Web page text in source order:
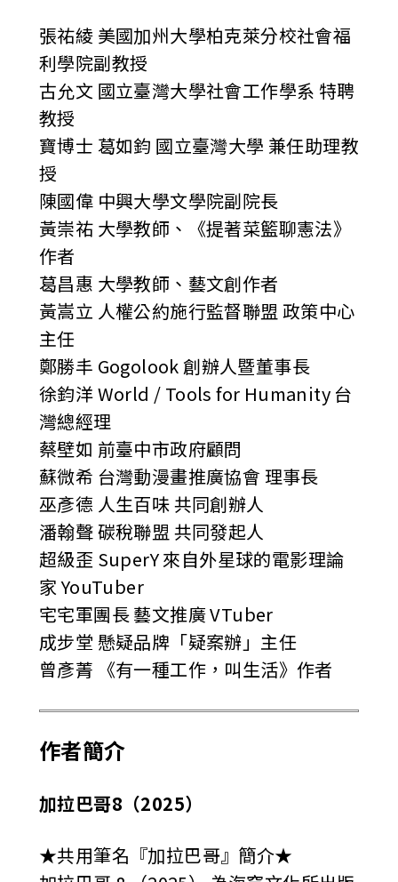
張祐綾 美國加州大學柏克萊分校社會福
利學院副教授
古允文 國立臺灣大學社會工作學系 特聘
教授
寶博士 葛如鈞 國立臺灣大學 兼任助理教
授
陳國偉 中興大學文學院副院長
黃崇祐 大學教師、《提著菜籃聊憲法》
作者
葛昌惠 大學教師、藝文創作者
黃嵩立 人權公約施行監督聯盟 政策中心
主任
鄭勝丰 Gogolook 創辦人暨董事長
徐鈞洋 World / Tools for Humanity 台
灣總經理
蔡壁如 前臺中市政府顧問
蘇微希 台灣動漫畫推廣協會 理事長
巫彥德 人生百味 共同創辦人
潘翰聲 碳稅聯盟 共同發起人
超級歪 SuperY 來自外星球的電影理論
家 YouTuber
宅宅軍團長 藝文推廣 VTuber
成步堂 懸疑品牌「疑案辦」主任
曾彥菁 《有一種工作，叫生活》作者
作者簡介
加拉巴哥8（2025）
★共用筆名『加拉巴哥』簡介★